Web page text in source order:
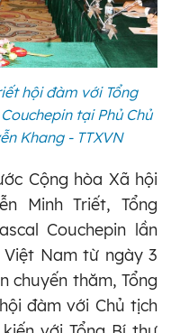
hội đàm với Tổng
tại Phủ Chủ
Khang - TTXVN
Cộng hòa Xã hội
Minh Triết, Tổng
Couchepin lần
Nam từ ngày 3
chuyến thăm, Tổng
đàm với Chủ tịch